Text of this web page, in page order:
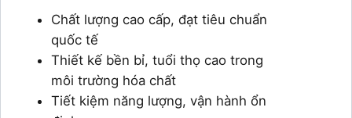
Chất lượng cao cấp, đạt tiêu chuẩn
quốc tế
Thiết kế bền bỉ, tuổi thọ cao trong
môi trường hóa chất
Tiết kiệm năng lượng, vận hành ổn